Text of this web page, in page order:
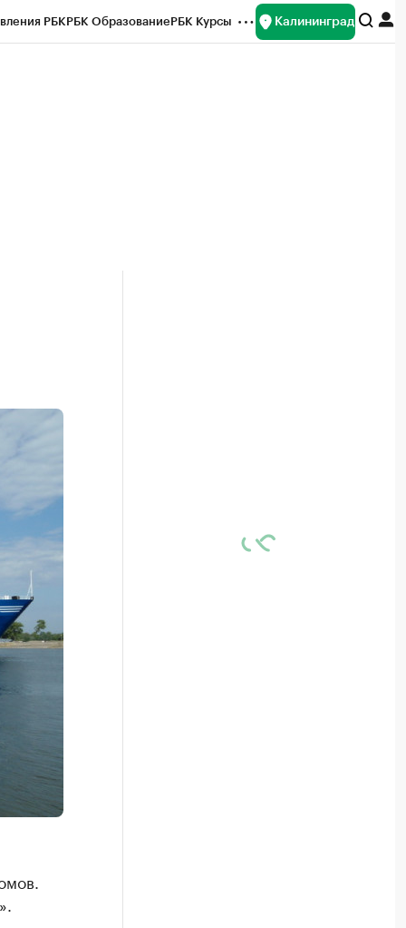
РБКРБК ОбразованиеРБК Курсы Калининград